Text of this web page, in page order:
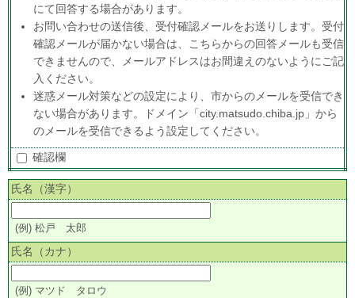
にて回答する場合があります。
お問い合わせの送信後、受付確認メールをお送りします。受付
確認メールが届かない場合は、こちらからの回答メールも受信
できませんので、メールアドレスはお間違えのないようにご記
入ください。
迷惑メール対策などの設定により、市からのメールを受信でき
ない場合があります。ドメイン「city.matsudo.chiba.jp」から
のメールを受信できるよう設定してください。
確認欄
氏名（漢字）
(例) 松戸 太郎
氏名（カナ）
(例) マツド タロウ